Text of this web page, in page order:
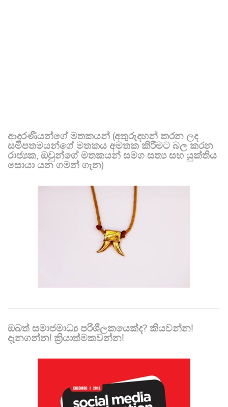
ආදරණීයන්ගේ මතකයන් (අතුරුදහන් කරන ලද
සමීපතමයන්ගේ මතකය අමතක කිරීමට බල කරන
රාජ්‍යක, ඔවුන්ගේ මතකයන් සමග සත්‍ය සහ යුක්තිය
සොයා යන ගමන් ගැන)
ඔබත් සමාජමාධ්‍ය පරිශීලකයෙක්ද? කියවන්න!
දැනගන්න! ක්‍රියාත්මකවන්න!